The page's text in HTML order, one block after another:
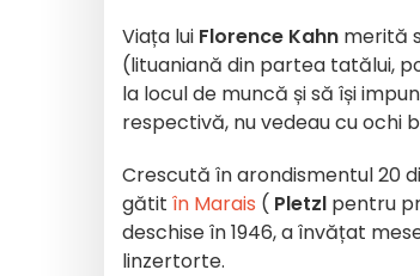
Viața lui Florence Kahn merită
(lituaniană din partea tatălui,
la locul de muncă și să își
respectivă, nu vedeau cu ochi
Crescută în arondismentul 20
gătit în Marais ( Pletzl pentru
deschise în 1946, a învățat
linzertorte.